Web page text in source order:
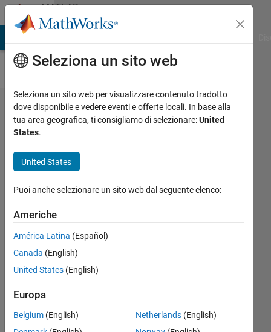
Vai al contenutoMATLAB
Answers
My
MATLAB
not
to
Python
3.9.13
Ken
26 Lug
2022
1
Seleziona un sito web
Seleziona un sito web per visualizzare contenuto tradotto
dove disponibile e vedere eventi e offerte locali. In base alla
tua area geografica, ti consigliamo di selezionare:United
States.
United States
Puoi anche selezionare un sito web dal seguente elenco:
Americhe
América Latina (Español)
Canada (English)
United States (English)
Europa
Belgium (English)
Netherlands(English)